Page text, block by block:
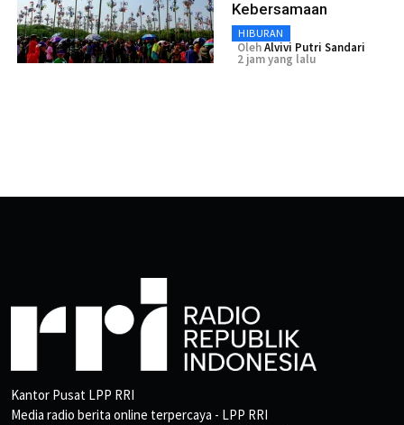
Kebersamaan
HIBURAN
OlehAlvivi Putri Sandari
2 jam yang lalu
Kantor Pusat LPP RRI
Media radio berita online terpercaya - LPP RRI